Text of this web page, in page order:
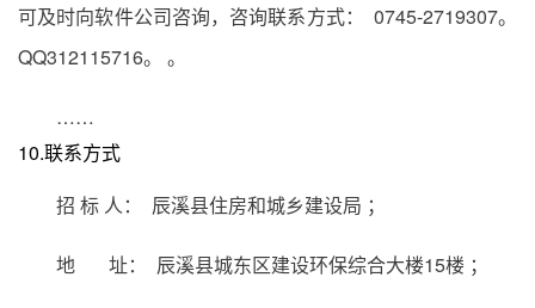
可及时向软件公司咨询，咨询联系方式： 0745-2719307。
QQ312115716。 。
……
10.联系方式
招 标 人： 辰溪县住房和城乡建设局 ；
地 址： 辰溪县城东区建设环保综合大楼15楼 ；